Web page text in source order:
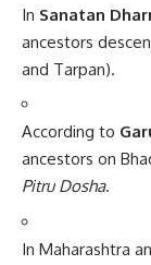
In Sanatan
ancestors
and Tarpan).
According to
ancestors on
Pitru Dosha.
In Maharashtra